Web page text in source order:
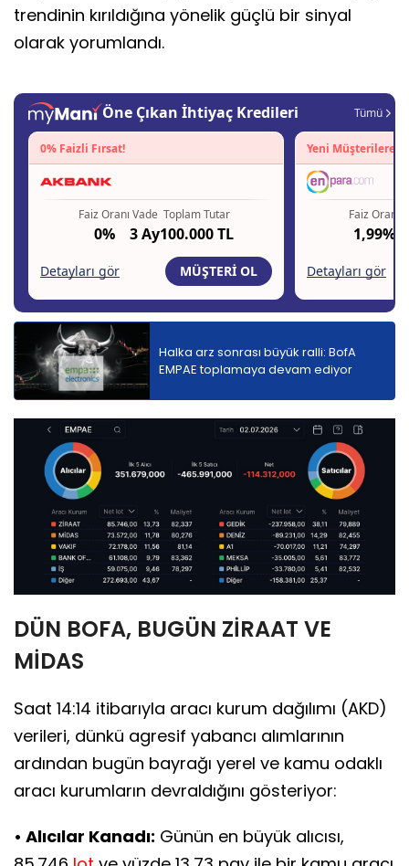
trendinin kırıldığına yönelik güçlü bir sinyal
olarak yorumlandı.
Halka arz sonrası büyük ralli: BofA
EMPAE toplamaya devam ediyor
DÜN BOFA, BUGÜN ZİRAAT VE
MİDAS
Saat 14:14 itibarıyla aracı kurum dağılımı (AKD)
verileri, dünkü agresif yabancı alımlarının
ardından bugün bayrağı yerel ve kamu odaklı
aracı kurumların devraldığını gösteriyor:
• Alıcılar Kanadı: Günün en büyük alıcısı,